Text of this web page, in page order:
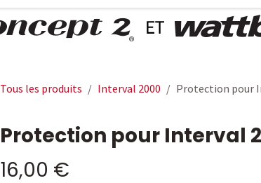
Tous les produits Interval 2000 Protection pour
Protection pour Interval
16,00 €